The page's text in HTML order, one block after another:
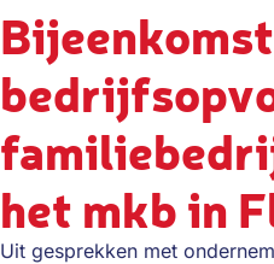
het mkb in
Uit gesprekken met